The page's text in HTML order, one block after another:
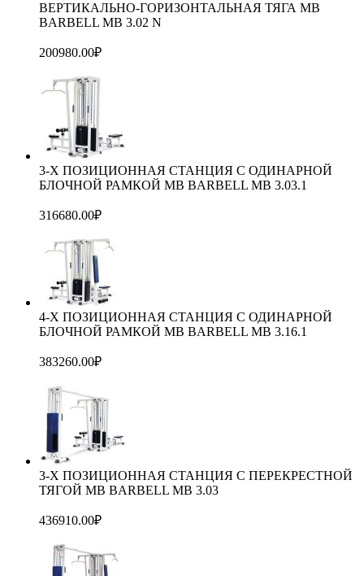
ВЕРТИКАЛЬНО-ГОРИЗОНТАЛЬНАЯ ТЯГА MB
BARBELL MB 3.02 N
200980.00₽
3-Х ПОЗИЦИОННАЯ СТАНЦИЯ С ОДИНАРНОЙ
БЛОЧНОЙ РАМКОЙ MB BARBELL MB 3.03.1
316680.00₽
4-Х ПОЗИЦИОННАЯ СТАНЦИЯ С ОДИНАРНОЙ
БЛОЧНОЙ РАМКОЙ МВ BARBELL MB 3.16.1
383260.00₽
3-Х ПОЗИЦИОННАЯ СТАНЦИЯ С ПЕРЕКРЕСТНОЙ
ТЯГОЙ МВ BARBELL MB 3.03
436910.00₽